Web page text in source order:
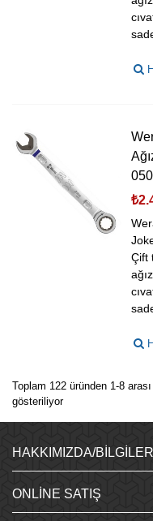
Çift
Toplam 122 üründen 1-8 arası
gösteriliyor
HAKKIMIZDA/BILGILER
ONLINE SATIŞ